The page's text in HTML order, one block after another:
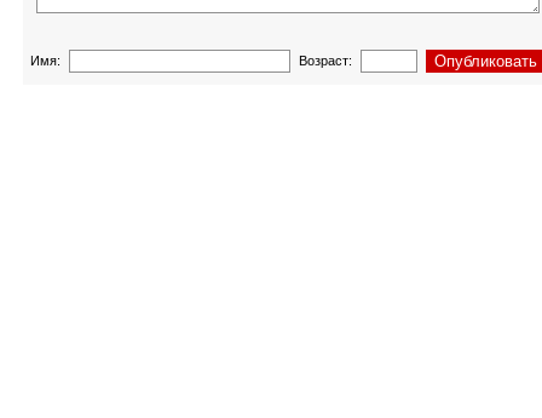
Имя: Возраст: